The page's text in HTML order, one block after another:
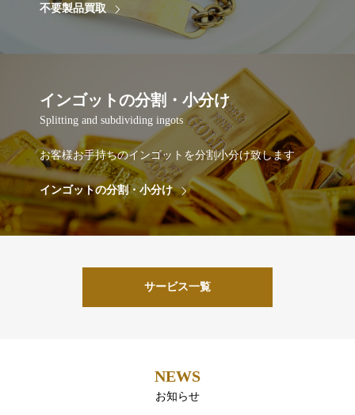
不要製品買取
インゴットの分割・小分け
Splitting and subdividing ingots
お客様お手持ちのインゴットを分割小分け致します
インゴットの分割・小分け
サービス一覧
NEWS
お知らせ